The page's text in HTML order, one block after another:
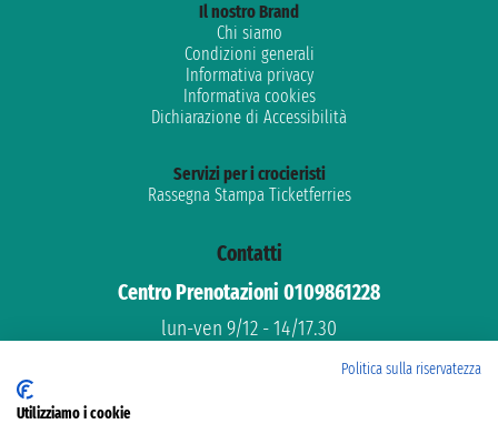
Il nostro Brand
Chi siamo
Condizioni generali
Informativa privacy
Informativa cookies
Dichiarazione di Accessibilità
Servizi per i crocieristi
Rassegna Stampa Ticketferries
Contatti
Centro Prenotazioni 0109861228
lun-ven 9/12 - 14/17.30
Politica sulla riservatezza
Utilizziamo i cookie